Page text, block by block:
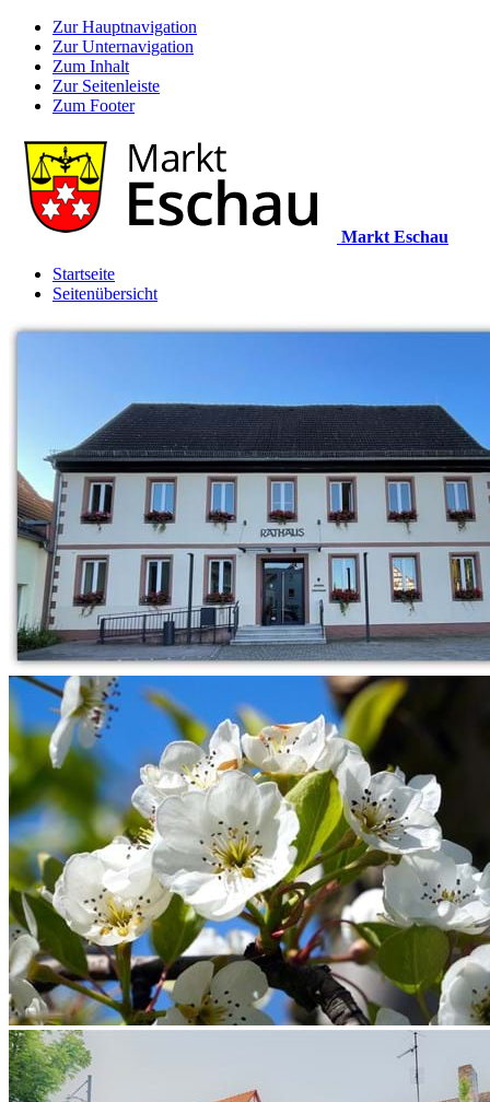
Zur Hauptnavigation
Zur Unternavigation
Zum Inhalt
Zur Seitenleiste
Zum Footer
Markt Eschau
Startseite
Seitenübersicht